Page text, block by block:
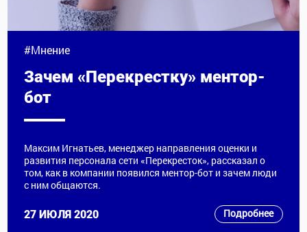
#Мнение
Зачем «Перекрестку» ментор-
бот
Максим Игнатьев, менеджер направления оценки и
развития персонала сети «Перекресток», рассказал о
том, как в компании появился ментор-бот и зачем люди
с ним общаются.
27 ИЮЛЯ 2020 Подробнее